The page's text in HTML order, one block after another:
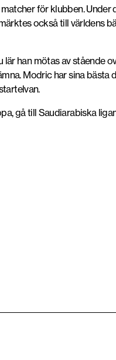
för klubben. Under
också till världens
han mötas av stående
Modric har sina bästa
gå till Saudiarabiska